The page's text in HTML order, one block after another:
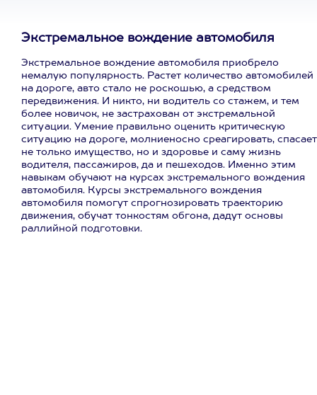
Экстремальное вождение автомобиля
Экстремальное вождение автомобиля приобрело
немалую популярность. Растет количество автомобилей
на дороге, авто стало не роскошью, а средством
передвижения. И никто, ни водитель со стажем, и тем
более новичок, не застрахован от экстремальной
ситуации. Умение правильно оценить критическую
ситуацию на дороге, молниеносно среагировать, спасает
не только имущество, но и здоровье и саму жизнь
водителя, пассажиров, да и пешеходов. Именно этим
навыкам обучают на курсах экстремального вождения
автомобиля. Курсы экстремального вождения
автомобиля помогут спрогнозировать траекторию
движения, обучат тонкостям обгона, дадут основы
раллийной подготовки.